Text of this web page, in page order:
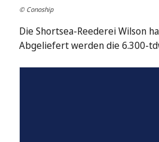
© Conoship
Die Shortsea-Reederei Wilson
Abgeliefert werden die 6.300-